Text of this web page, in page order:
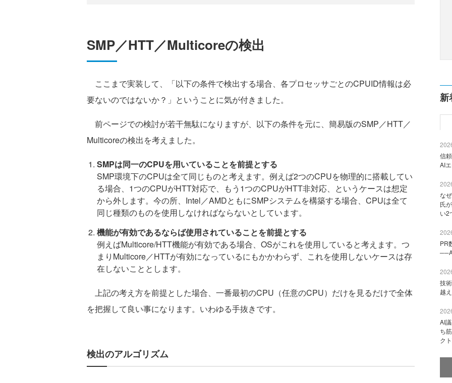
SMP／HTT／Multicoreの検出
ここまで実装して、「以下の条件で検出する場合、各プロセッサごとのCPUID情報は必
要ないのではないか？」ということに気が付きました。
前ページでの検討が若干無駄になりますが、以下の条件を元に、簡易版のSMP／HTT／
Multicoreの検出を考えました。
SMPは同一のCPUを用いていることを前提とする
SMP環境下のCPUは全て同じものと考えます。例えば2つのCPUを物理的に搭載してい
る場合、1つのCPUがHTT対応で、もう1つのCPUがHTT非対応、というケースは想定
から外します。今の所、Intel／AMDともにSMPシステムを構築する場合、CPUは全て
同じ種類のものを使用しなければならないとしています。
機能が有効であるならば使用されていることを前提とする
例えばMulticore/HTT機能が有効である場合、OSがこれを使用していると考えます。つ
まりMulticore／HTTが有効になっているにもかかわらず、これを使用しないケースは存
在しないこととします。
上記の考え方を前提とした場合、一番最初のCPU（任意のCPU）だけを見るだけで全体
を把握して良い事になります。いわゆる手抜きです。
検出のアルゴリズム
新
信
AI
な
氏
い2
PR
技
越
AI
ち
ク